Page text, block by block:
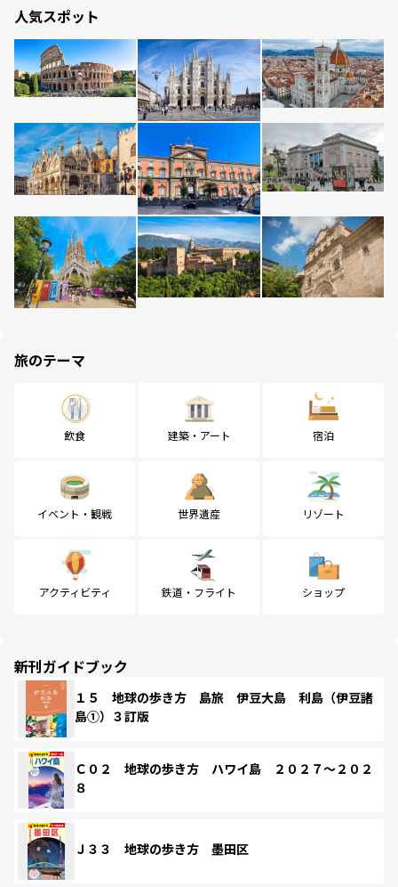
人気スポット
旅のテーマ
飲食 建築・アート 宿泊
イベント・観戦 世界遺産 リゾート
アクティビティ 鉄道・フライト ショップ
新刊ガイドブック
１５ 地球の歩き方 島旅 伊豆大島 利島（伊豆諸
島①）３訂版
Ｃ０２ 地球の歩き方 ハワイ島 ２０２７～２０２
８
Ｊ３３ 地球の歩き方 墨田区